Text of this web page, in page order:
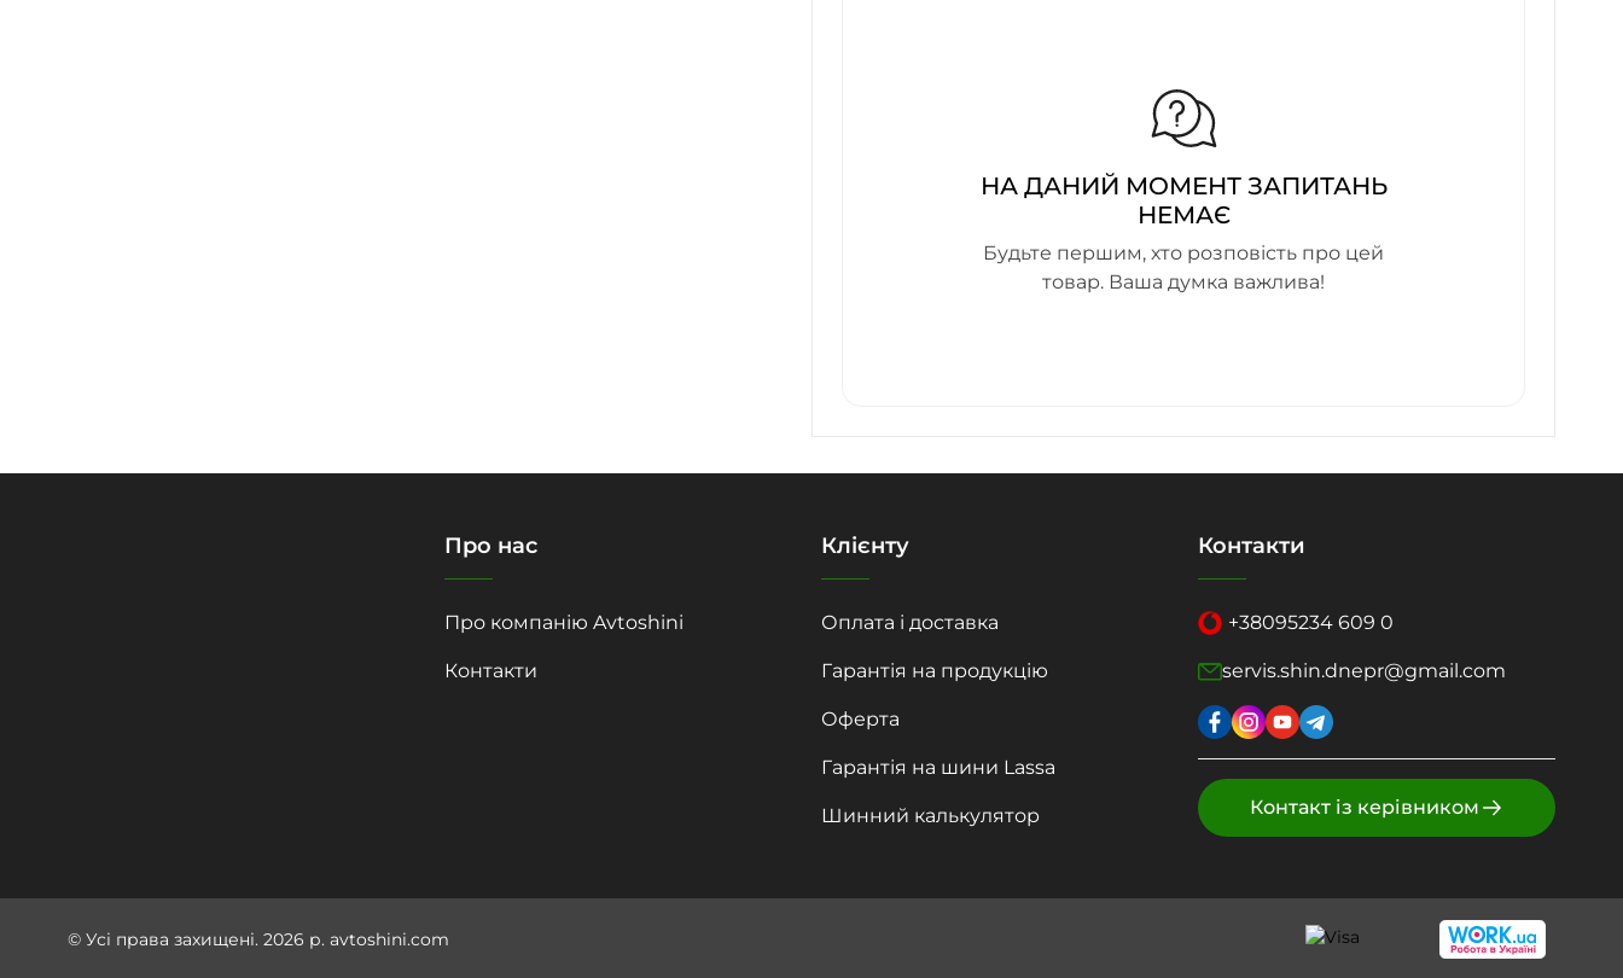
НА ДАНИЙ МОМЕНТ ЗАПИТАНЬ
НЕМАЄ
Будьте першим, хто розповість про цей
товар. Ваша думка важлива!
Про нас
Про компанію Avtoshini
Контакти
Клієнту
Оплата і доставка
Гарантія на продукцію
Оферта
Гарантія на шини Lassa
Шинний калькулятор
Контакти
+38095234 609 0
servis.shin.dnepr@gmail.com
Контакт із керівником
© Усі права захищені. 2026 р. avtoshini.com